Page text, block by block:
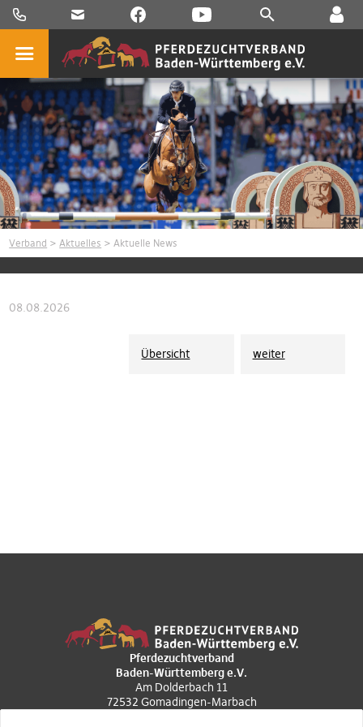
Verband >Aktuelles > Aktuelle News
08.08.2026
Übersicht weiter
Pferdezuchtverband
Baden-Württemberg e.V.
Am Dolderbach 11
72532 Gomadingen-Marbach